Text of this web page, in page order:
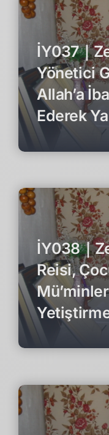
İY037｜
Yönetici
Allah’a
Ederek
İY038｜
Reisi,